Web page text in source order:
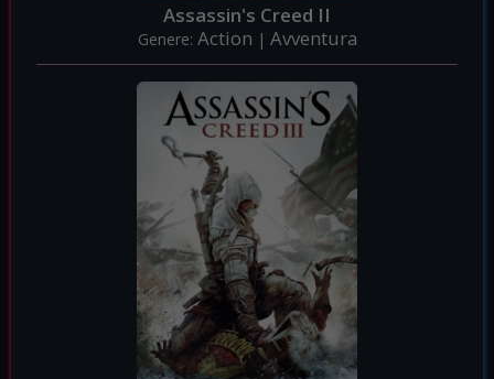
Assassin's Creed II
Genere: Action | Avventura